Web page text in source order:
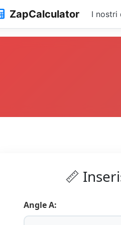
ZapCalculator I nostri
📏
Angle A: